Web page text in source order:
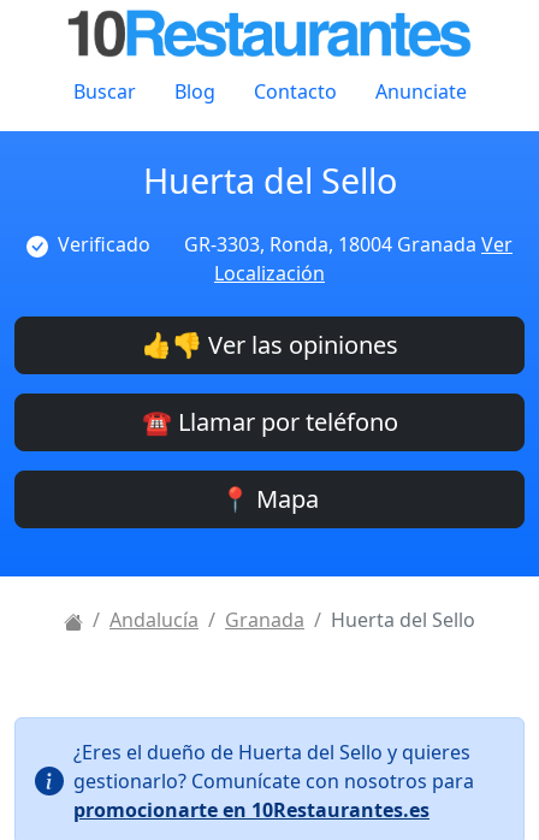
Buscar Blog Contacto Anunciate
Huerta del Sello
Verificado GR-3303, Ronda, 18004 Granada Ver
Localización
👍👎 Ver las opiniones
☎️ Llamar por teléfono
📍 Mapa
Andalucía Granada Huerta del Sello
¿Eres el dueño de Huerta del Sello y quieres
gestionarlo? Comunícate con nosotros para
promocionarte en 10Restaurantes.es